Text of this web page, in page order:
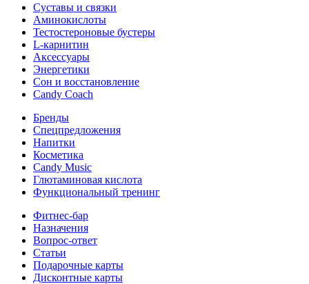
Суставы и связки
Аминокислоты
Тестостероновые бустеры
L-карнитин
Аксессуары
Энергетики
Сон и восстановление
Candy Coach
Бренды
Спецпредложения
Напитки
Косметика
Candy Music
Глютаминовая кислота
Функциональный тренинг
Фитнес-бар
Назначения
Вопрос-ответ
Статьи
Подарочные карты
Дисконтные карты